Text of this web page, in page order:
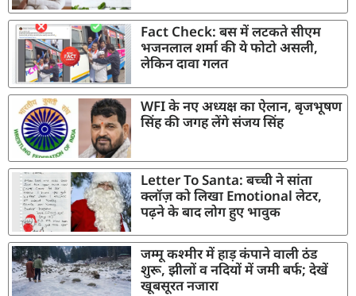
Fact Check: बस में लटकते सीएम
भजनलाल शर्मा की ये फोटो असली,
लेकिन दावा गलत
WFI के नए अध्यक्ष का ऐलान, बृजभूषण
सिंह की जगह लेंगे संजय सिंह
Letter To Santa: बच्ची ने सांता
क्लॉज़ को लिखा Emotional लेटर,
पढ़ने के बाद लोग हुए भावुक
जम्मू कश्मीर में हाड़ कंपाने वाली ठंड
शुरू, झीलों व नदियों में जमी बर्फ; देखें
खूबसूरत नजारा